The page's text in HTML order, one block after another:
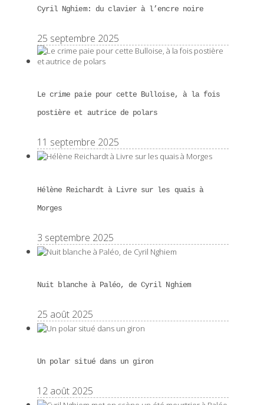
Cyril Nghiem: du clavier à l’encre noire
25 septembre 2025
Le crime paie pour cette Bulloise, à la fois
postière et autrice de polars
11 septembre 2025
Hélène Reichardt à Livre sur les quais à
Morges
3 septembre 2025
Nuit blanche à Paléo, de Cyril Nghiem
25 août 2025
Un polar situé dans un giron
12 août 2025